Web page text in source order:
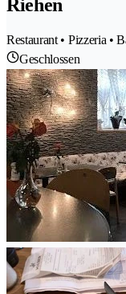
Riehen
Restaurant • Pizzeria •
Geschlossen